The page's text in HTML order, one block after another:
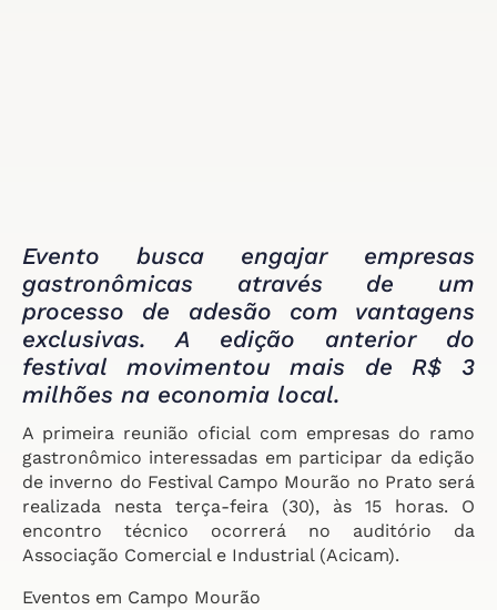
Evento busca engajar empresas
gastronômicas através de um
processo de adesão com vantagens
exclusivas. A edição anterior do
festival movimentou mais de R$ 3
milhões na economia local.
A primeira reunião oficial com empresas do ramo
gastronômico interessadas em participar da edição
de inverno do Festival Campo Mourão no Prato será
realizada nesta terça-feira (30), às 15 horas. O
encontro técnico ocorrerá no auditório da
Associação Comercial e Industrial (Acicam).
Eventos em Campo Mourão